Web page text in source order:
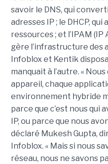
savoir le DNS, qui
adresses IP ; le DHCP,
ressources ; et l’IPAM
gère l’infrastructure des
Infoblox et Kentik
manquait à l’autre. «
appareil, chaque
environnement hybride
parce que c’est nous qui
IP, ou parce que nous
déclaré Mukesh Gupta,
Infoblox. « Mais si nous
réseau, nous ne savons